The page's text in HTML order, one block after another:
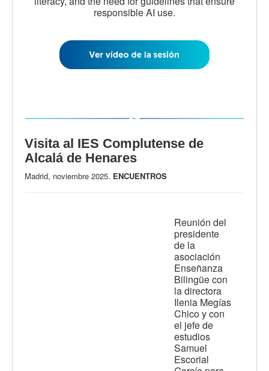
responsible AI use.
Visita al IES Complutense de
Alcalá de Henares
Madrid, noviembre 2025. ENCUENTROS
Reunión del
presidente
de la
asociación
Enseñanza
Bilingüe con
la directora
Ilenia Megías
Chico y con
el jefe de
estudios
Samuel
Escorial